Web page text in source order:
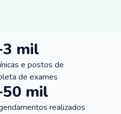
mil
e postos de
de exames
mil
realizados